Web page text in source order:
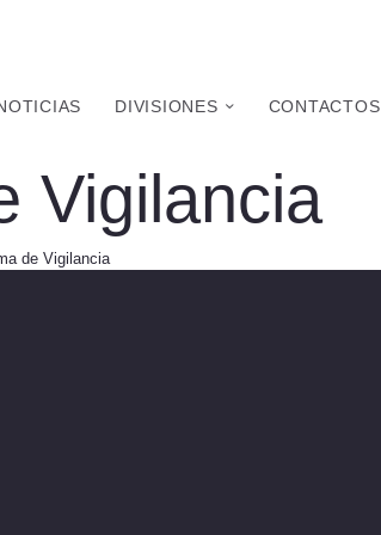
DIVISIONES CONTACTOS
Vigilancia
de Vigilancia